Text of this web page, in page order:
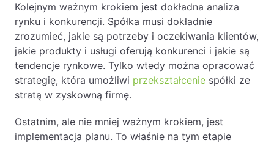
Kolejnym ważnym krokiem jest dokładna analiza
rynku i konkurencji. Spółka musi dokładnie
zrozumieć, jakie są potrzeby i oczekiwania klientów,
jakie produkty i usługi oferują konkurenci i jakie są
tendencje rynkowe. Tylko wtedy można opracować
strategię, która umożliwi przekształcenie spółki ze
stratą w zyskowną firmę.
Ostatnim, ale nie mniej ważnym krokiem, jest
implementacja planu. To właśnie na tym etapie